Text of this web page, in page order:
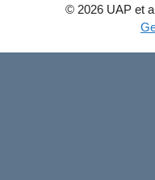
© 2026 UAP et